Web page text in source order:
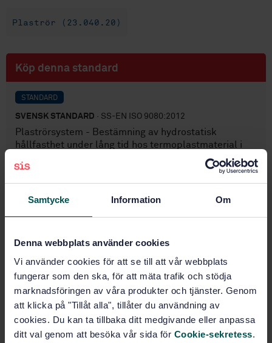
Samtycke Information Om
Denna webbplats använder cookies
Vi använder cookies för att se till att vår webbplats
fungerar som den ska, för att mäta trafik och stödja
marknadsföringen av våra produkter och tjänster. Genom
att klicka på "Tillåt alla", tillåter du användning av
cookies. Du kan ta tillbaka ditt medgivande eller anpassa
ditt val genom att besöka vår sida för Cookie-sekretess.
Plaströr (23.040.20)
Köp denna standard
STANDARD
SVENSK STANDARD · SS-EN ISO 9080:2012
Plaströrsystem - Bestämning av hydrostatisk
hållfasthet under lång tid hos termoplastmaterial i
rörform genom extrapolering (ISO 9080:2012)
Prenumerera på standarden - Läs mer
PDF
Fler alternativ
Produktinformation
Språk: Engelska